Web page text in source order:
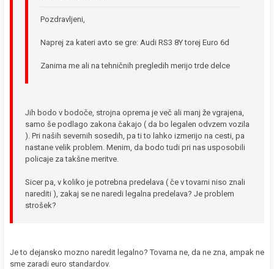
Pozdravljeni,
Naprej za kateri avto se gre: Audi RS3 8Y torej Euro 6d
Zanima me ali na tehničnih pregledih merijo trde delce
Jih bodo v bodoče, strojna oprema je več ali manj že vgrajena,
samo še podlago zakona čakajo ( da bo legalen odvzem vozila
). Pri naših severnih sosedih, pa ti to lahko izmerijo na cesti, pa
nastane velik problem. Menim, da bodo tudi pri nas usposobili
policaje za takšne meritve.
Sicer pa, v koliko je potrebna predelava ( če v tovarni niso znali
narediti ), zakaj se ne naredi legalna predelava? Je problem
strošek?
Je to dejansko mozno naredit legalno? Tovarna ne, da ne zna, ampak ne
sme zaradi euro standardov.